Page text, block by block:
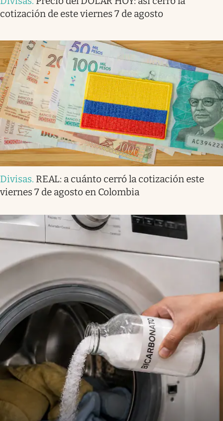
cotización de este viernes 7 de agosto
Divisas. REAL: a cuánto cerró la cotización este
viernes 7 de agosto en Colombia